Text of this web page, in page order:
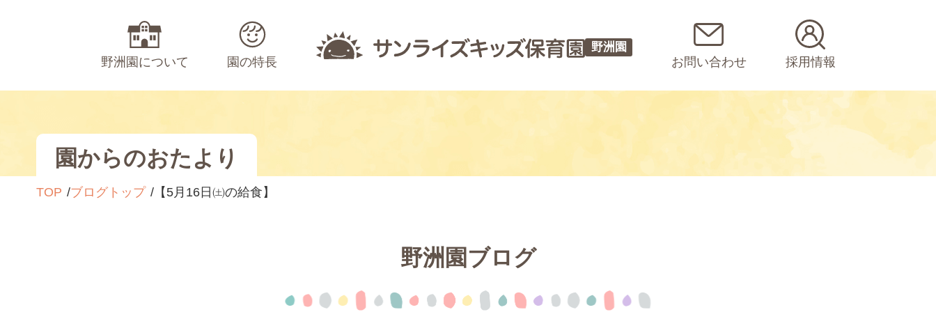
野洲園について 園の特長
野洲園
お問い合わせ 採用情報
園からのおたより
TOP ブログトップ 【5月16日㈯の給食】
野洲園ブログ